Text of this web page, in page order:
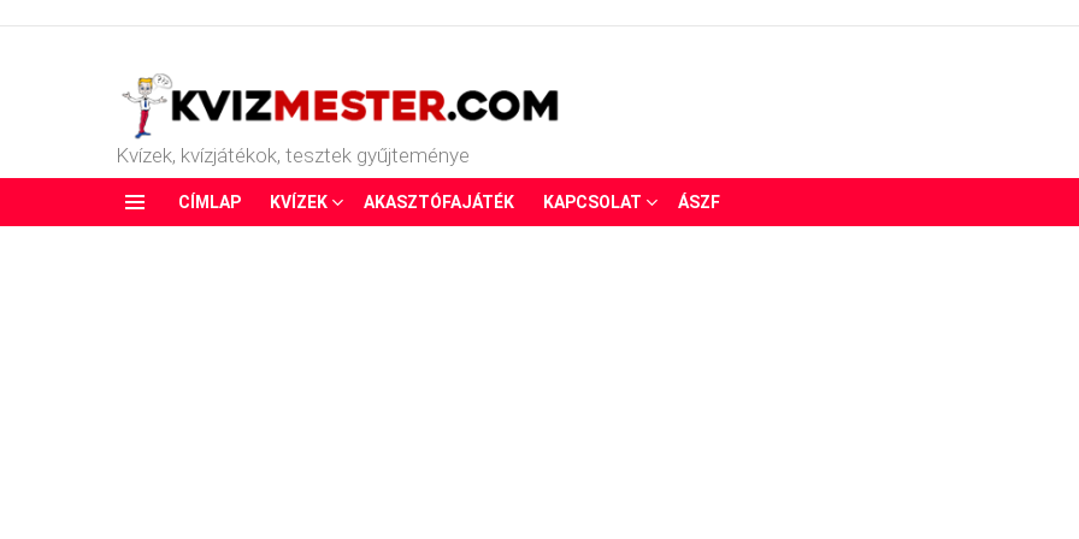
Kvízek, kvízjátékok, tesztek gyűjteménye
CÍMLAP KVÍZEK AKASZTÓFAJÁTÉK KAPCSOLAT ÁSZF